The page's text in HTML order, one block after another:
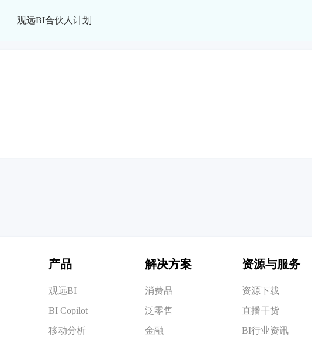
观远BI合伙人计划
产品
观远BI
BI Copilot
移动分析
解决方案
消费品
泛零售
金融
资源与服务
资源下载
直播干货
BI行业资讯